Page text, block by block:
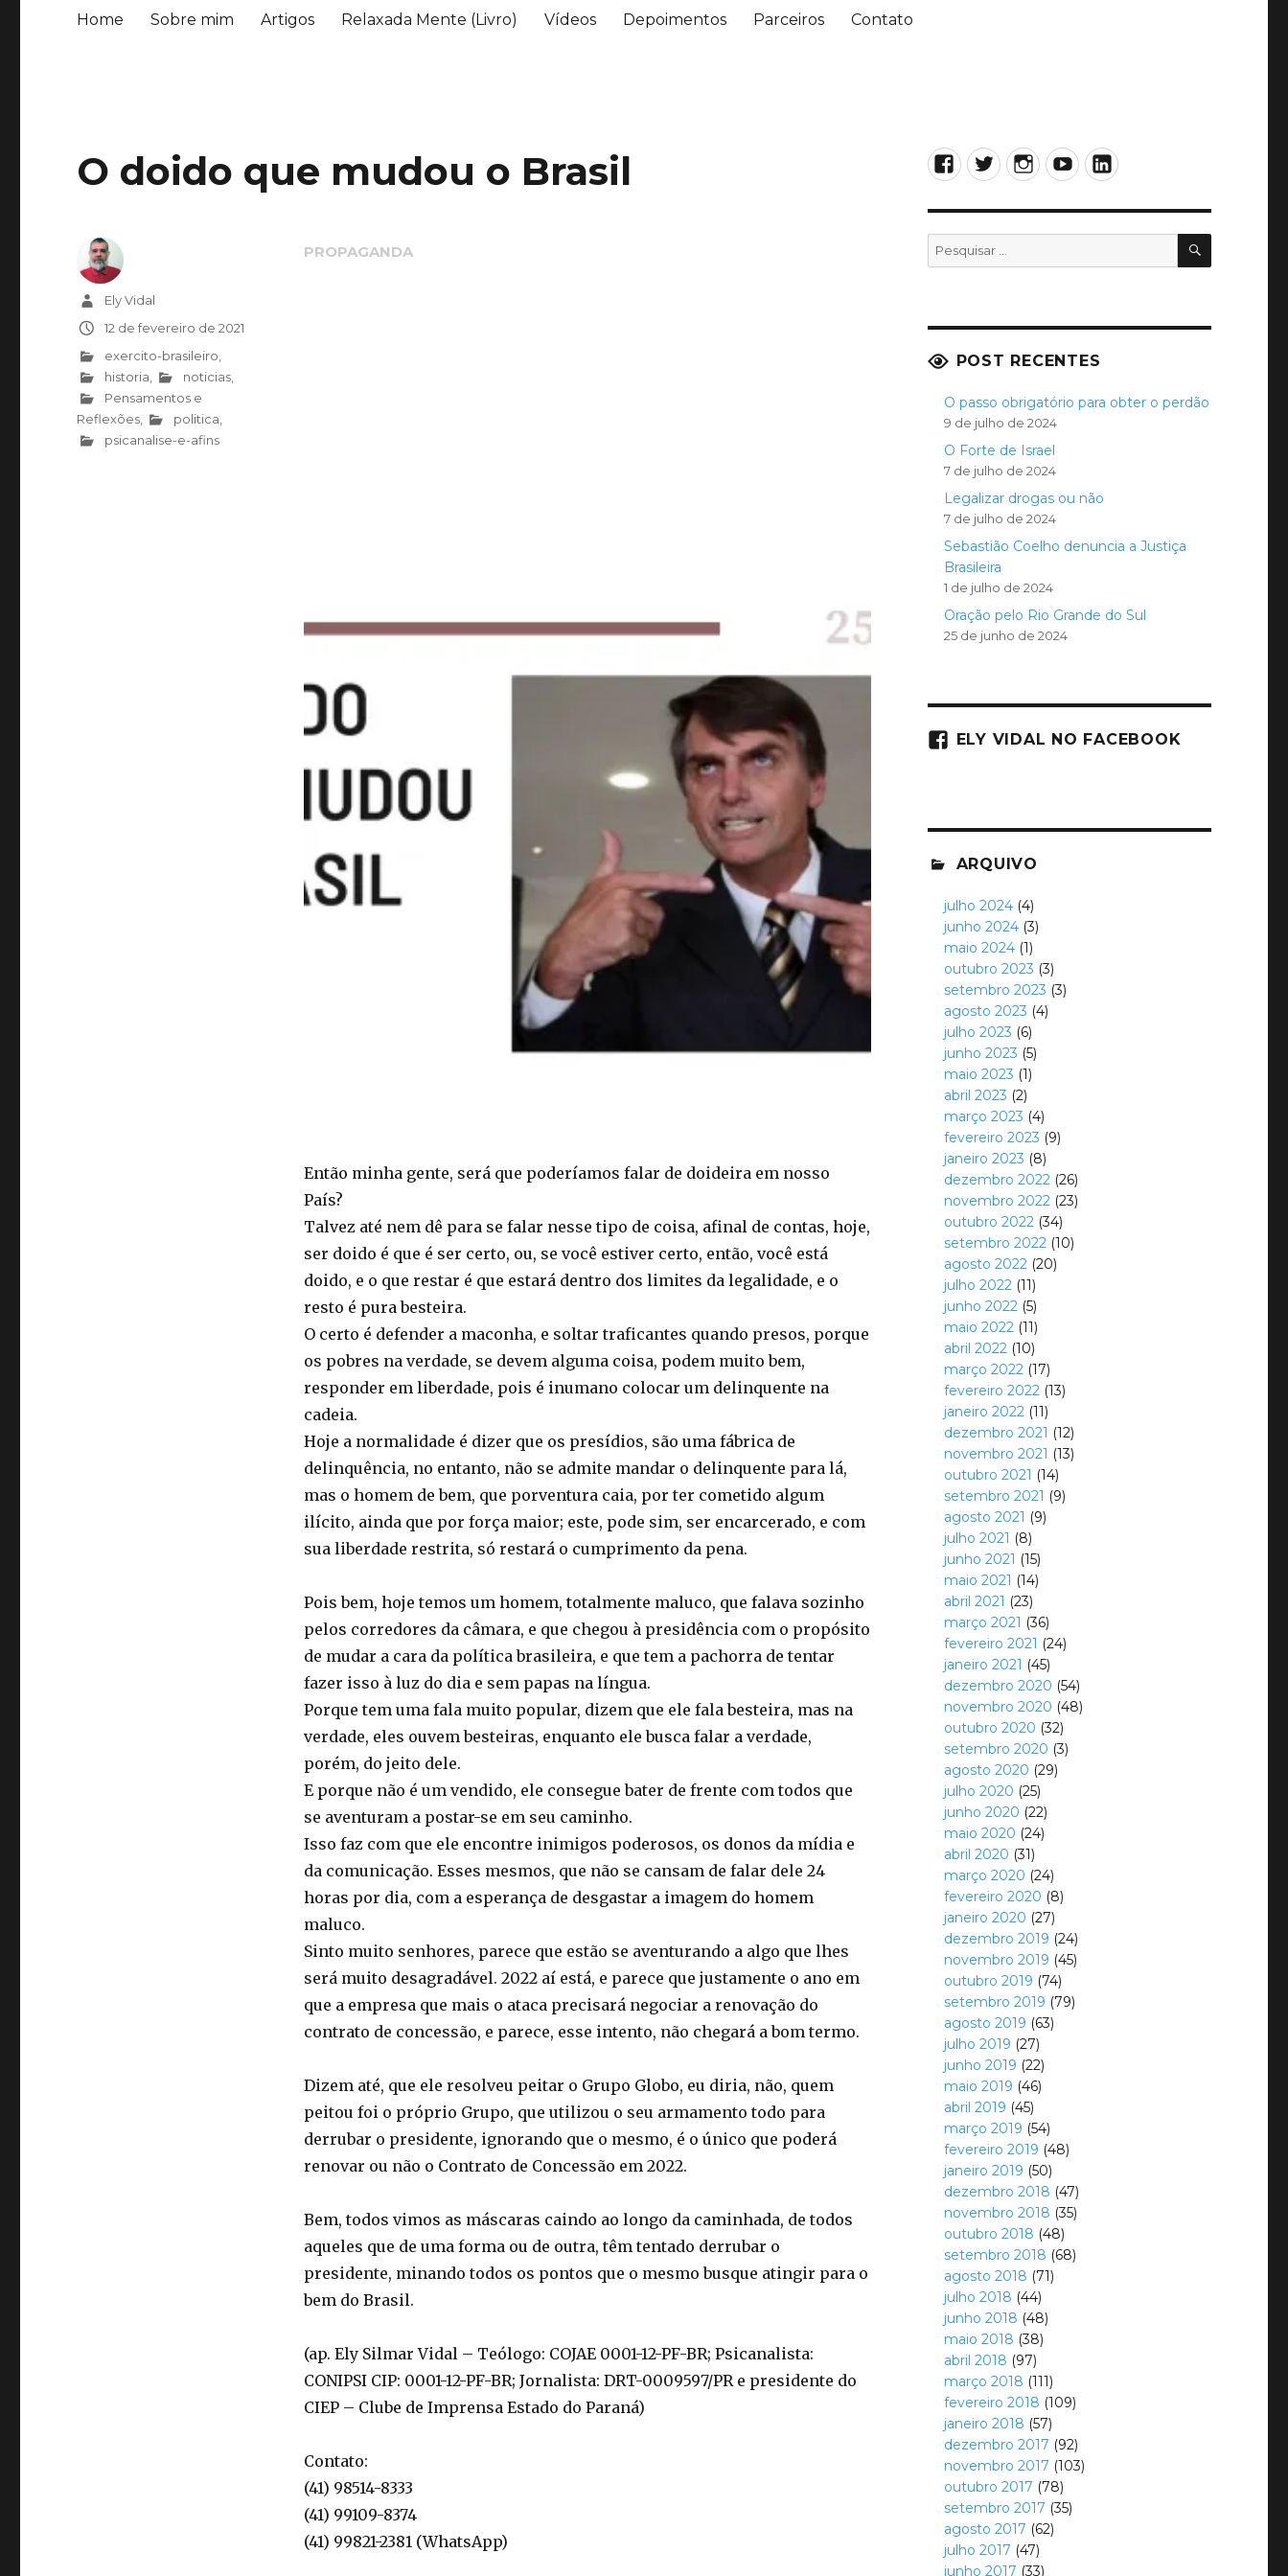
Home Sobre mim Artigos Relaxada Mente (Livro) Vídeos Depoimentos Parceiros Contato
O doido que mudou o Brasil
Então minha gente, será que poderíamos falar de doideira em nosso
País?
Talvez até nem dê para se falar nesse tipo de coisa, afinal de contas, hoje,
ser doido é que é ser certo, ou, se você estiver certo, então, você está
doido, e o que restar é que estará dentro dos limites da legalidade, e o
resto é pura besteira.
O certo é defender a maconha, e soltar traficantes quando presos, porque
os pobres na verdade, se devem alguma coisa, podem muito bem,
responder em liberdade, pois é inumano colocar um delinquente na
cadeia.
Hoje a normalidade é dizer que os presídios, são uma fábrica de
delinquência, no entanto, não se admite mandar o delinquente para lá,
mas o homem de bem, que porventura caia, por ter cometido algum
ilícito, ainda que por força maior; este, pode sim, ser encarcerado, e com
sua liberdade restrita, só restará o cumprimento da pena.
Pois bem, hoje temos um homem, totalmente maluco, que falava sozinho
pelos corredores da câmara, e que chegou à presidência com o propósito
de mudar a cara da política brasileira, e que tem a pachorra de tentar
fazer isso à luz do dia e sem papas na língua.
Porque tem uma fala muito popular, dizem que ele fala besteira, mas na
verdade, eles ouvem besteiras, enquanto ele busca falar a verdade,
porém, do jeito dele.
E porque não é um vendido, ele consegue bater de frente com todos que
se aventuram a postar-se em seu caminho.
Isso faz com que ele encontre inimigos poderosos, os donos da mídia e
da comunicação. Esses mesmos, que não se cansam de falar dele 24
horas por dia, com a esperança de desgastar a imagem do homem
maluco.
Sinto muito senhores, parece que estão se aventurando a algo que lhes
será muito desagradável. 2022 aí está, e parece que justamente o ano em
que a empresa que mais o ataca precisará negociar a renovação do
contrato de concessão, e parece, esse intento, não chegará a bom termo.
Dizem até, que ele resolveu peitar o Grupo Globo, eu diria, não, quem
peitou foi o próprio Grupo, que utilizou o seu armamento todo para
derrubar o presidente, ignorando que o mesmo, é o único que poderá
renovar ou não o Contrato de Concessão em 2022.
Bem, todos vimos as máscaras caindo ao longo da caminhada, de todos
aqueles que de uma forma ou de outra, têm tentado derrubar o
presidente, minando todos os pontos que o mesmo busque atingir para o
bem do Brasil.
(ap. Ely Silmar Vidal – Teólogo: COJAE 0001-12-PF-BR; Psicanalista:
CONIPSI CIP: 0001-12-PF-BR; Jornalista: DRT-0009597/PR e presidente do
CIEP – Clube de Imprensa Estado do Paraná)
Contato:
(41) 98514-8333
(41) 99109-8374
(41) 99821-2381 (WhatsApp)
AutorEly Vidal
Publicado
em
12 de fevereiro de 2021
Categorias
exercito-brasileiro
historia
noticias
Pensamentos e
Reflexões
politica
psicanalise-e-afins
Facebook
TwitterInstagram
YouTubeLinkedIn
Pesquisar
por:
POST RECENTES
O passo obrigatório para obter o perdão
9 de julho de 2024
O Forte de Israel
7 de julho de 2024
Legalizar drogas ou não
7 de julho de 2024
Sebastião Coelho denuncia a Justiça
Brasileira
1 de julho de 2024
Oração pelo Rio Grande do Sul
25 de junho de 2024
ELY VIDAL NO FACEBOOK
ARQUIVO
julho 2024 (4)
junho 2024 (3)
maio 2024 (1)
outubro 2023 (3)
setembro 2023 (3)
agosto 2023 (4)
julho 2023 (6)
junho 2023 (5)
maio 2023 (1)
abril 2023 (2)
março 2023 (4)
fevereiro 2023 (9)
janeiro 2023 (8)
dezembro 2022 (26)
novembro 2022 (23)
outubro 2022 (34)
setembro 2022 (10)
agosto 2022 (20)
julho 2022 (11)
junho 2022 (5)
maio 2022 (11)
abril 2022 (10)
março 2022 (17)
fevereiro 2022 (13)
janeiro 2022 (11)
dezembro 2021 (12)
novembro 2021 (13)
outubro 2021 (14)
setembro 2021 (9)
agosto 2021 (9)
julho 2021 (8)
junho 2021 (15)
maio 2021 (14)
abril 2021 (23)
março 2021 (36)
fevereiro 2021 (24)
janeiro 2021 (45)
dezembro 2020 (54)
novembro 2020 (48)
outubro 2020 (32)
setembro 2020 (3)
agosto 2020 (29)
julho 2020 (25)
junho 2020 (22)
maio 2020 (24)
abril 2020 (31)
março 2020 (24)
fevereiro 2020 (8)
janeiro 2020 (27)
dezembro 2019 (24)
novembro 2019 (45)
outubro 2019 (74)
setembro 2019 (79)
agosto 2019 (63)
julho 2019 (27)
junho 2019 (22)
maio 2019 (46)
abril 2019 (45)
março 2019 (54)
fevereiro 2019 (48)
janeiro 2019 (50)
dezembro 2018 (47)
novembro 2018 (35)
outubro 2018 (48)
setembro 2018 (68)
agosto 2018 (71)
julho 2018 (44)
junho 2018 (48)
maio 2018 (38)
abril 2018 (97)
março 2018 (111)
fevereiro 2018 (109)
janeiro 2018 (57)
dezembro 2017 (92)
novembro 2017 (103)
outubro 2017 (78)
setembro 2017 (35)
agosto 2017 (62)
julho 2017 (47)
junho 2017 (33)